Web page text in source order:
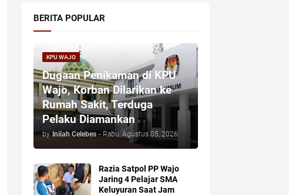
BERITA POPULAR
KPU WAJO
Dugaan Penikaman di KPU
Wajo, Korban Dilarikan ke
Rumah Sakit, Terduga
Pelaku Diamankan
by Inilah Celebes - Rabu, Agustus 05, 2026
Razia Satpol PP Wajo
Jaring 4 Pelajar SMA
Keluyuran Saat Jam